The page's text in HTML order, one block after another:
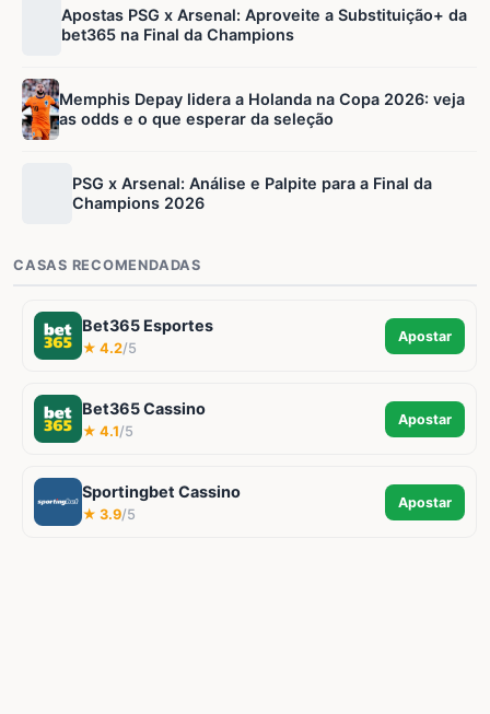
Apostas PSG x Arsenal: Aproveite a Substituição+ da
bet365 na Final da Champions
Memphis Depay lidera a Holanda na Copa 2026: veja
as odds e o que esperar da seleção
PSG x Arsenal: Análise e Palpite para a Final da
Champions 2026
CASAS RECOMENDADAS
Bet365 Esportes
★ 4.2/5
Apostar
Bet365 Cassino
★ 4.1/5
Apostar
Sportingbet Cassino
★ 3.9/5
Apostar